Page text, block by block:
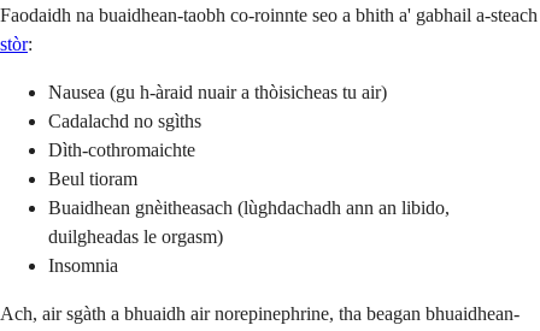
Faodaidh na buaidhean-taobh co-roinnte seo a bhith a' gabhail a-steach
stòr:
Nausea (gu h-àraid nuair a thòisicheas tu air)
Cadalachd no sgìths
Dìth-cothromaichte
Beul tioram
Buaidhean gnèitheasach (lùghdachadh ann an libido,
duilgheadas le orgasm)
Insomnia
Ach, air sgàth a bhuaidh air norepinephrine, tha beagan bhuaidhean-